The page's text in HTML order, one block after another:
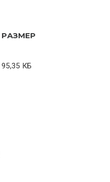
РАЗМЕР
95,35 КБ